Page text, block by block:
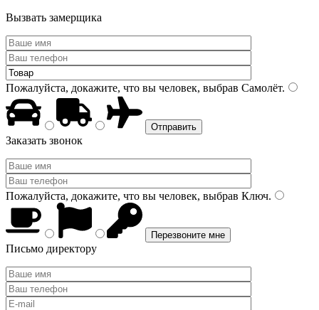
Вызвать замерщика
Пожалуйста, докажите, что вы человек, выбрав Самолёт.
Заказать звонок
Пожалуйста, докажите, что вы человек, выбрав Ключ.
Письмо директору